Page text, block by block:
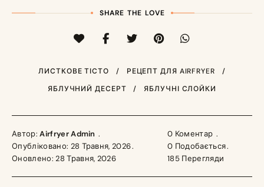
SHARE THE LOVE
ЛИСТКОВЕ ТІСТО
РЕЦЕПТ ДЛЯ AIRFRYER
ЯБЛУЧНИЙ ДЕСЕРТ
ЯБЛУЧНІ СЛОЙКИ
Автор:Airfryer Admin
Опубліковано: 28 Травня, 2026
Оновлено: 28 Травня, 2026
0 Коментар
0 Подобається
185 Перегляди